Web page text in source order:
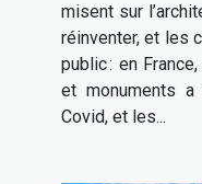
misent sur
réinventer, et les
public : en
et monuments
Covid, et les...